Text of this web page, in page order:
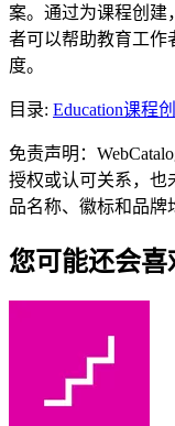
案。通过为课程创建
者可以帮助教育工作
度。
目录: Education课程
免责声明：
授权或认可关系，也
品名称、徽标和品牌
您可能还会喜